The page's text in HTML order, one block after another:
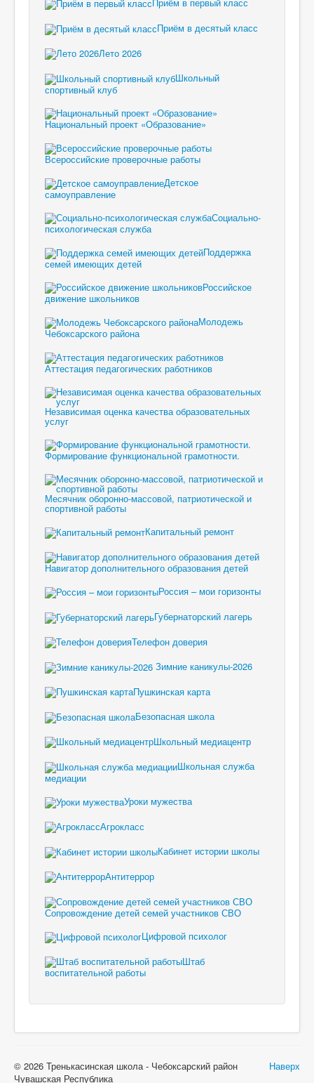
Приём в первый класс
Приём в десятый класс
Лето 2026
Школьный
спортивный клуб
Национальный проект «Образование»
Всероссийские проверочные работы
Детское
самоуправление
Социально-
психологическая служба
Поддержка
семей имеющих детей
Российское
движение школьников
Молодежь
Чебоксарского района
Аттестация педагогических работников
Независимая оценка качества образовательных
услуг
Формирование функциональной грамотности.
Месячник оборонно-массовой, патриотической и
спортивной работы
Капитальный ремонт
Навигатор дополнительного образования детей
Россия – мои горизонты
Губернаторский лагерь
Телефон доверия
Зимние каникулы-2026
Пушкинская карта
Безопасная школа
Школьный медиацентр
Школьная служба
медиации
Уроки мужества
Агрокласс
Кабинет истории школы
Антитеррор
Сопровождение детей семей участников СВО
Цифровой психолог
Штаб
воспитательной работы
Наверх
© 2026 Тренькасинская школа - Чебоксарский район
Чувашская Республика